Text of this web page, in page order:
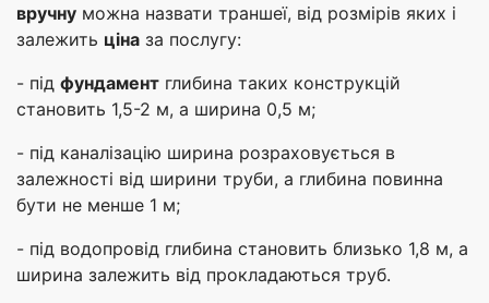
вручну можна назвати траншеї, від розмірів яких і
залежить ціна за послугу:
- під фундамент глибина таких конструкцій
становить 1,5-2 м, а ширина 0,5 м;
- під каналізацію ширина розраховується в
залежності від ширини труби, а глибина повинна
бути не менше 1 м;
- під водопровід глибина становить близько 1,8 м, а
ширина залежить від прокладаються труб.